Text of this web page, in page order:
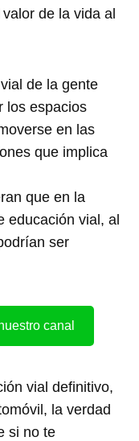
de la vida al
de la gente
los espacios
en las
que implica
que en la
educación vial, al
ser
canal
vial definitivo,
la verdad
si no te